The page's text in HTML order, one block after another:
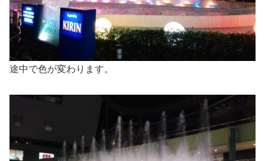
途中で色が変わります。